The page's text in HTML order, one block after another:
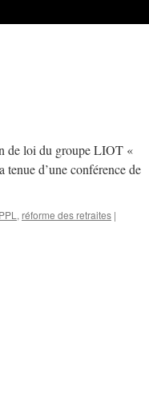
de loi du groupe LIOT «
tenue d’une conférence de
PPL , réforme des retraites |